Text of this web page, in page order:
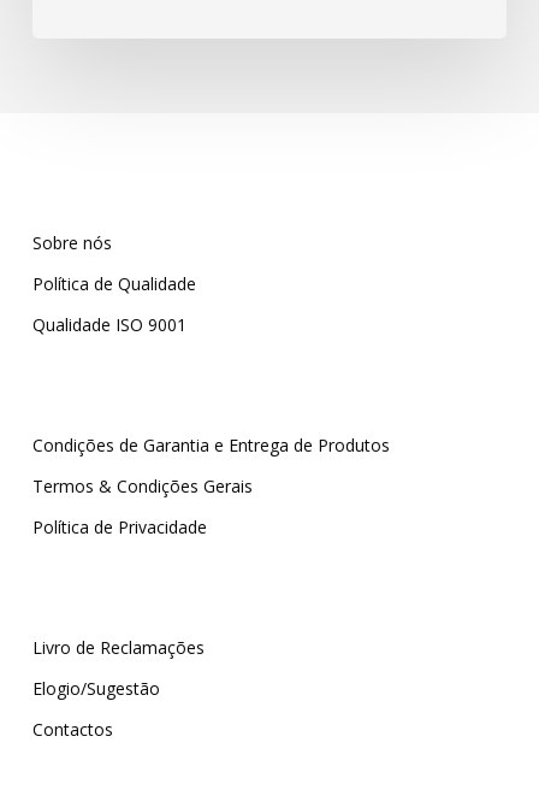
Sobre nós
Política de Qualidade
Qualidade ISO 9001
Condições de Garantia e Entrega de Produtos
Termos & Condições Gerais
Política de Privacidade
Livro de Reclamações
Elogio/Sugestão
Contactos